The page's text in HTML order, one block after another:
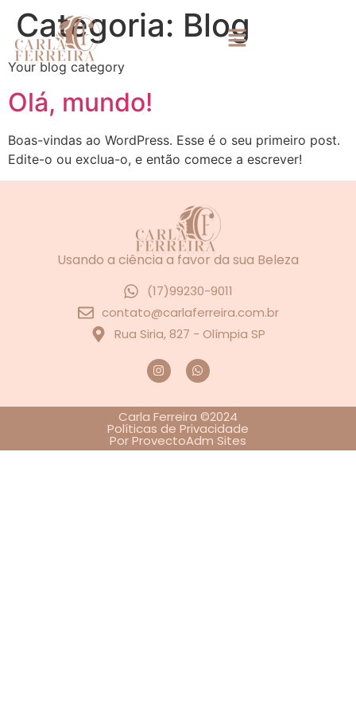
Categoria: Blog
Your blog category
Olá, mundo!
Boas-vindas ao WordPress. Esse é o seu primeiro post.
Edite-o ou exclua-o, e então comece a escrever!
Usando a ciência a favor da sua Beleza
(17)99230-9011
contato@carlaferreira.com.br
Rua Siria, 827 - Olímpia SP
Carla Ferreira ©2024
Políticas de Privacidade
Por ProvectoAdm Sites